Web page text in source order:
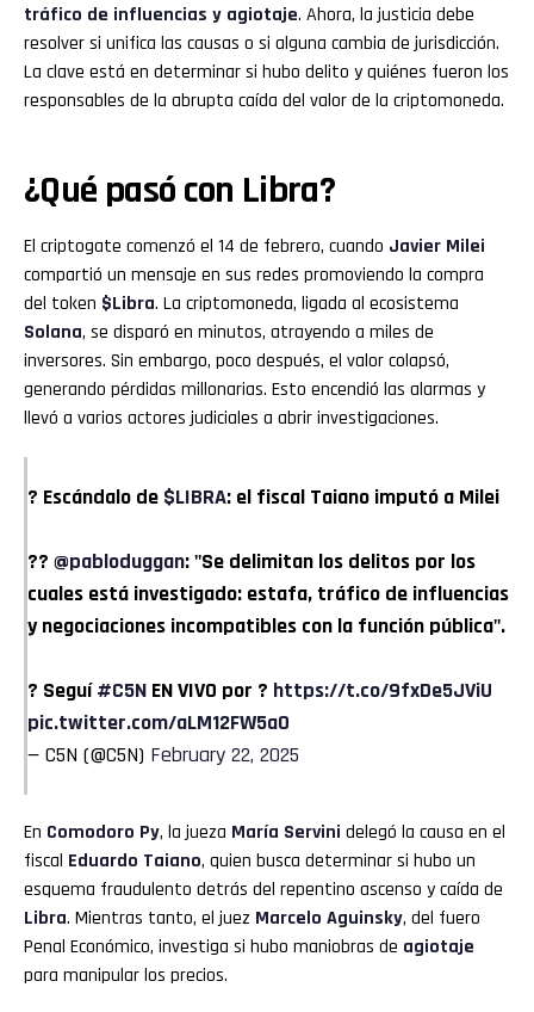
tráfico de influencias y agiotaje. Ahora, la justicia debe
resolver si unifica las causas o si alguna cambia de jurisdicción.
La clave está en determinar si hubo delito y quiénes fueron los
responsables de la abrupta caída del valor de la criptomoneda.
¿Qué pasó con Libra?
El criptogate comenzó el 14 de febrero, cuando Javier Milei
compartió un mensaje en sus redes promoviendo la compra
del token $Libra. La criptomoneda, ligada al ecosistema
Solana, se disparó en minutos, atrayendo a miles de
inversores. Sin embargo, poco después, el valor colapsó,
generando pérdidas millonarias. Esto encendió las alarmas y
llevó a varios actores judiciales a abrir investigaciones.
? Escándalo de $LIBRA: el fiscal Taiano imputó a Milei
?? @pabloduggan: "Se delimitan los delitos por los
cuales está investigado: estafa, tráfico de influencias
y negociaciones incompatibles con la función pública".
? Seguí#C5N EN VIVO por ? https://t.co/9fxDe5JViU
pic.twitter.com/aLM12FW5a0
— C5N (@C5N) February 22, 2025
En Comodoro Py, la jueza María Servini delegó la causa en el
fiscal Eduardo Taiano, quien busca determinar si hubo un
esquema fraudulento detrás del repentino ascenso y caída de
Libra. Mientras tanto, el juez Marcelo Aguinsky, del fuero
Penal Económico, investiga si hubo maniobras de agiotaje
para manipular los precios.